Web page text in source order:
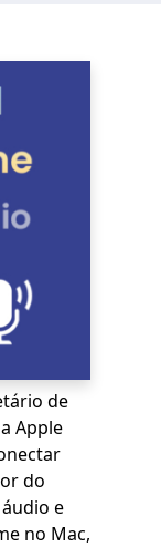
de
Apple
do
e
no Mac,